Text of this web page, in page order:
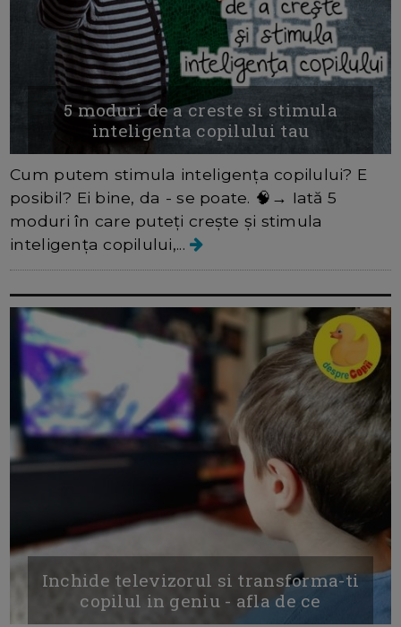
5 moduri de a creste si stimula
inteligenta copilului tau
Cum putem stimula inteligența copilului? E
posibil? Ei bine, da - se poate. 🧠→ Iată 5
moduri în care puteți crește și stimula
inteligența copilului,...
Inchide televizorul si transforma-ti
copilul in geniu - afla de ce